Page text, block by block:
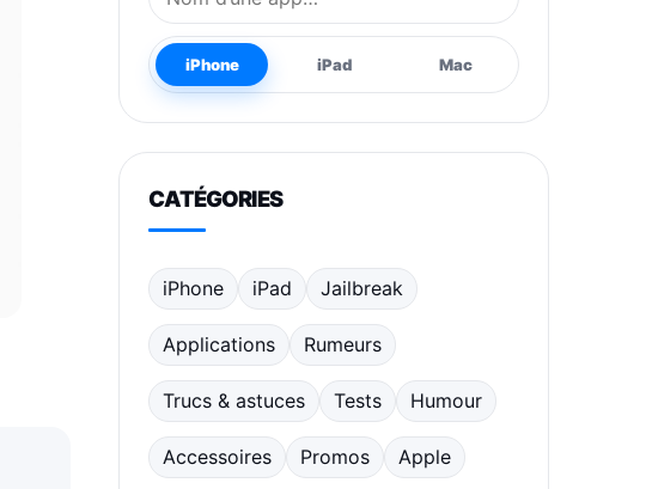
iPhone iPad Mac
CATÉGORIES
iPhone iPad Jailbreak
Applications Rumeurs
Trucs & astuces Tests Humour
Accessoires Promos Apple